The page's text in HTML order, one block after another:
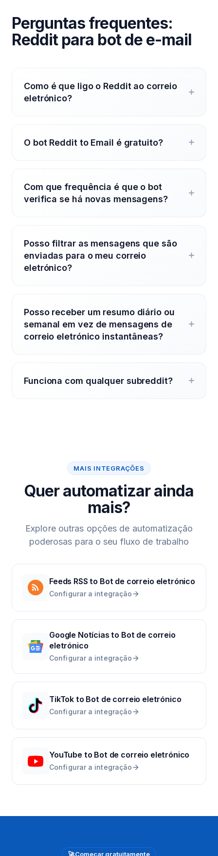
Perguntas frequentes:
Reddit para bot de e-mail
Como é que ligo o Reddit ao correio
eletrónico?
O bot Reddit to Email é gratuito?
Com que frequência é que o bot
verifica se há novas mensagens?
Posso filtrar as mensagens que são
enviadas para o meu correio
eletrónico?
Posso receber um resumo diário ou
semanal em vez de mensagens de
correio eletrónico instantâneas?
Funciona com qualquer subreddit?
MAIS INTEGRAÇÕES
Quer automatizar ainda
mais?
Explore outras opções de automatização
poderosas para o seu fluxo de trabalho
Feeds RSS to Bot de correio eletrónico
Configurar a integração
Google Notícias to Bot de correio
eletrónico
Configurar a integração
TikTok to Bot de correio eletrónico
Configurar a integração
YouTubeto Bot de correio eletrónico
Configurar a integração
🚀Começar gratuitamente